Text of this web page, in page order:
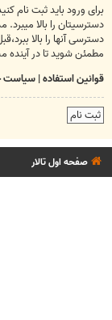
برای ورود باید ثبت نام
دسترسیتان را بالا میبرد.
دسترسی آنها را بالا
مطمئن شوید تا در آینده
قوانین استفاده|سیاست
ثبت نام
صفحه اول تالار